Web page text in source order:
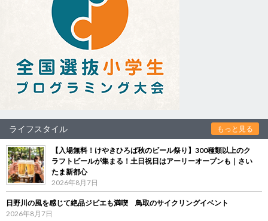
ライフスタイル もっと見る
【入場無料！けやきひろば秋のビール祭り】300種類以上のク
ラフトビールが集まる！土日祝日はアーリーオープンも｜さい
たま新都心
2026年8月7日
日野川の風を感じて絶品ジビエも満喫 鳥取のサイクリングイベント
2026年8月7日